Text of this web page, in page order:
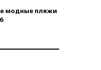
на
направлении
Human
модные пляжи